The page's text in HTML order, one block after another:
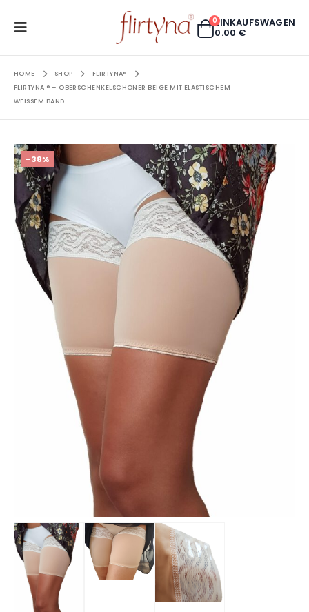
0EINKAUFSWAGEN
0.00 €
HOME SHOP
FLIRTYNA®
FLIRTYNA ® – OBERSCHENKELSCHONER BEIGE MIT ELASTISCHEM
WEISSEM BAND
-38%